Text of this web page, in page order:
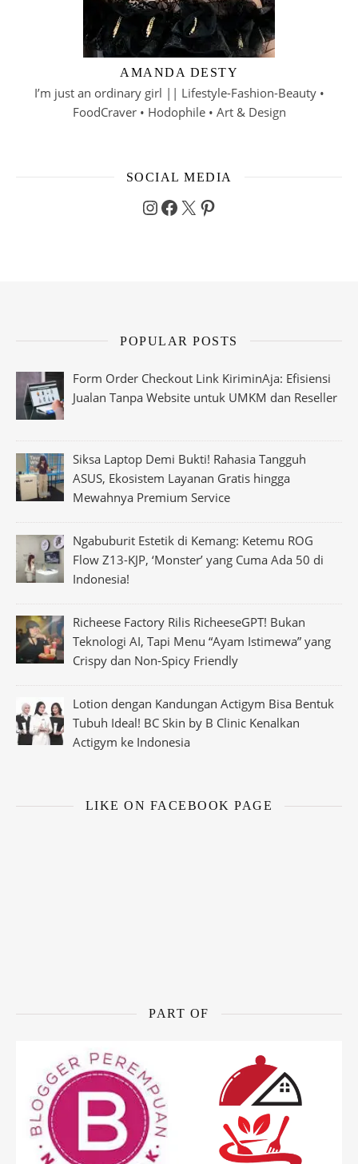
AMANDA DESTY
I’m just an ordinary girl || Lifestyle-Fashion-Beauty •
FoodCraver • Hodophile • Art & Design
SOCIAL MEDIA
Instagram
Facebook
X Pinterest
POPULAR POSTS
Form Order Checkout Link KiriminAja: Efisiensi
Jualan Tanpa Website untuk UMKM dan Reseller
Siksa Laptop Demi Bukti! Rahasia Tangguh
ASUS, Ekosistem Layanan Gratis hingga
Mewahnya Premium Service
Ngabuburit Estetik di Kemang: Ketemu ROG
Flow Z13-KJP, ‘Monster’ yang Cuma Ada 50 di
Indonesia!
Richeese Factory Rilis RicheeseGPT! Bukan
Teknologi AI, Tapi Menu “Ayam Istimewa” yang
Crispy dan Non-Spicy Friendly
Lotion dengan Kandungan Actigym Bisa Bentuk
Tubuh Ideal! BC Skin by B Clinic Kenalkan
Actigym ke Indonesia
LIKE ON FACEBOOK PAGE
PART OF